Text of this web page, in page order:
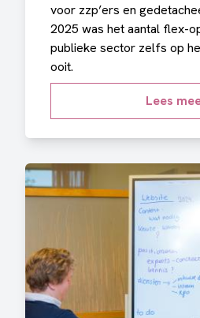
voor zzp’ers en
2025 was het aantal flex-
publieke sector zelfs op
ooit.
Lees